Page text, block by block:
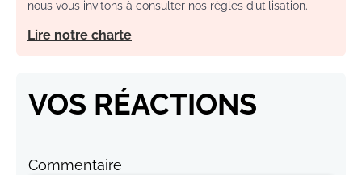
nous vous invitons à consulter nos règles d’utilisation.
Lire notre charte
VOS RÉACTIONS
Commentaire